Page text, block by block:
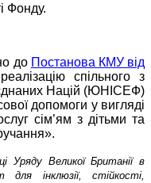
Фонду.
до Постанова КМУ від
спільного з
Націй (ЮНІСЕФ)
допомоги у вигляді
сім’ям з дітьми та
Уряду Великої Британії в
інклюзії, стійкості,